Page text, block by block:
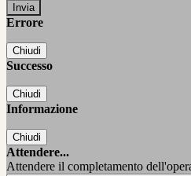
Errore
Chiudi
Successo
Chiudi
Informazione
Chiudi
Attendere...
Attendere il completamento